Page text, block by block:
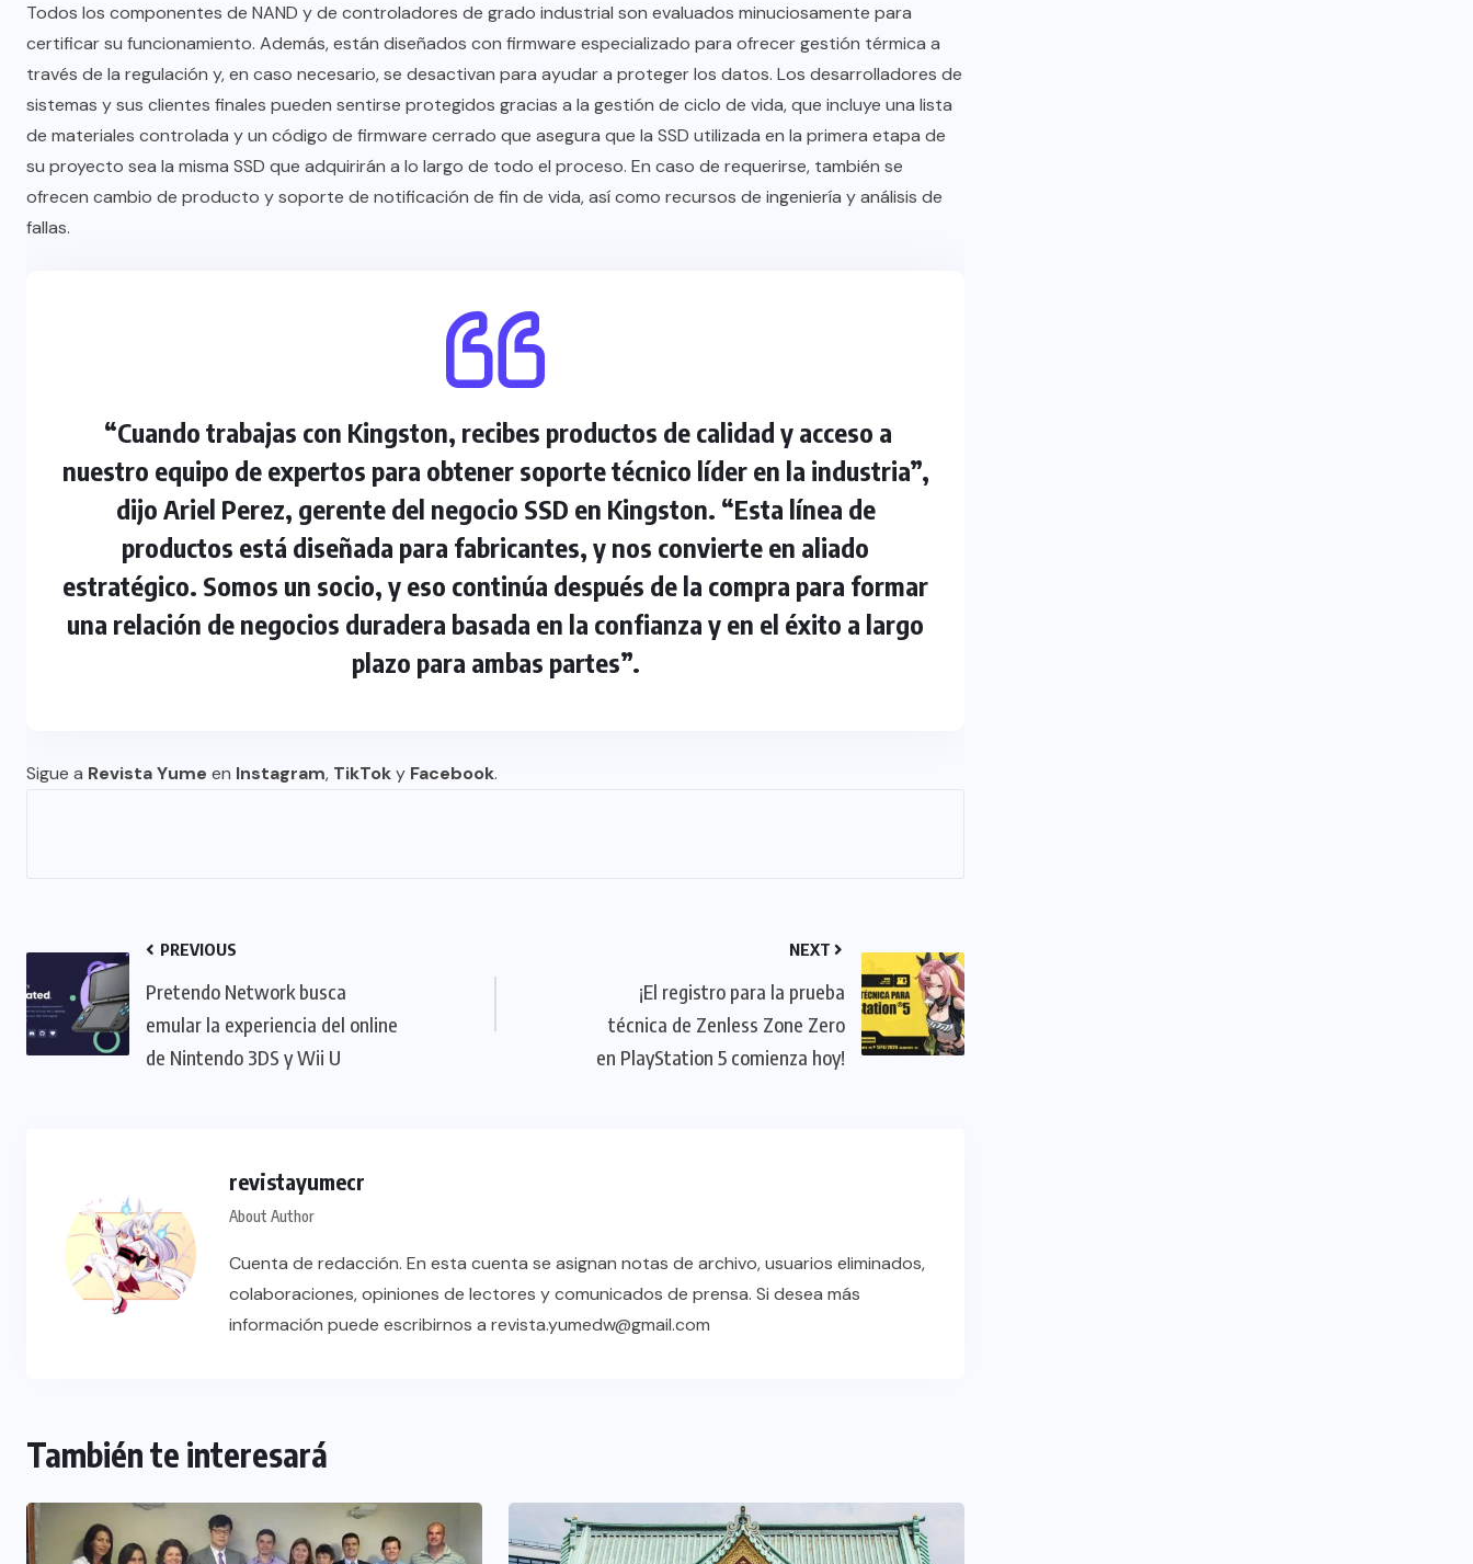
Todos los componentes de NAND y de controladores de grado industrial son evaluados minuciosamente para
certificar su funcionamiento. Además, están diseñados con firmware especializado para ofrecer gestión térmica a
través de la regulación y, en caso necesario, se desactivan para ayudar a proteger los datos. Los desarrolladores de
sistemas y sus clientes finales pueden sentirse protegidos gracias a la gestión de ciclo de vida, que incluye una lista
de materiales controlada y un código de firmware cerrado que asegura que la SSD utilizada en la primera etapa de
su proyecto sea la misma SSD que adquirirán a lo largo de todo el proceso. En caso de requerirse, también se
ofrecen cambio de producto y soporte de notificación de fin de vida, así como recursos de ingeniería y análisis de
fallas.
“Cuando trabajas con Kingston, recibes productos de calidad y acceso a
nuestro equipo de expertos para obtener soporte técnico líder en la industria”,
dijo Ariel Perez, gerente del negocio SSD en Kingston. “Esta línea de
productos está diseñada para fabricantes, y nos convierte en aliado
estratégico. Somos un socio, y eso continúa después de la compra para formar
una relación de negocios duradera basada en la confianza y en el éxito a largo
plazo para ambas partes”.
Sigue a Revista Yume en Instagram, TikToky Facebook.
PREVIOUS
Pretendo Network busca
emular la experiencia del online
de Nintendo 3DS y Wii U
NEXT
¡El registro para la prueba
técnica de Zenless Zone Zero
en PlayStation 5 comienza hoy!
revistayumecr
About Author
Cuenta de redacción. En esta cuenta se asignan notas de archivo, usuarios eliminados,
colaboraciones, opiniones de lectores y comunicados de prensa. Si desea más
información puede escribirnos a revista.yumedw@gmail.com
También te interesará